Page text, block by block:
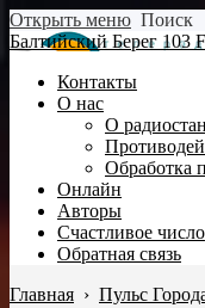
Открыть меню Поиск
Балтийский Берег 103
Контакты
О нас
О
Обработка
Онлайн
Авторы
Счастливое число
Обратная связь
Главная › Пульс